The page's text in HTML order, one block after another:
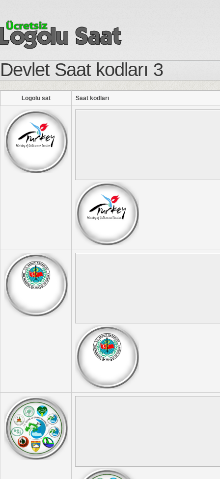
Devlet Saat kodları 3
Logolu sat Saat kodları